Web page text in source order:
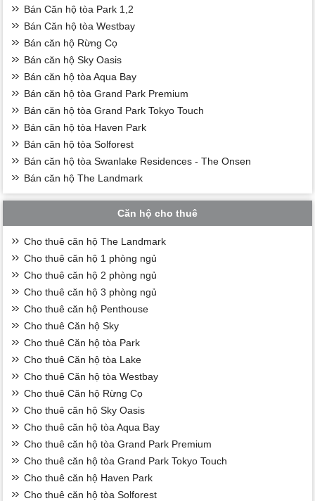
Bán Căn hộ tòa Park 1,2
Bán Căn hộ tòa Westbay
Bán căn hộ Rừng Cọ
Bán căn hộ Sky Oasis
Bán căn hộ tòa Aqua Bay
Bán căn hộ tòa Grand Park Premium
Bán căn hộ tòa Grand Park Tokyo Touch
Bán căn hộ tòa Haven Park
Bán căn hộ tòa Solforest
Bán căn hộ tòa Swanlake Residences - The Onsen
Bán căn hộ The Landmark
Căn hộ cho thuê
Cho thuê căn hộ The Landmark
Cho thuê căn hộ 1 phòng ngủ
Cho thuê căn hộ 2 phòng ngủ
Cho thuê căn hộ 3 phòng ngủ
Cho thuê căn hộ Penthouse
Cho thuê Căn hộ Sky
Cho thuê Căn hộ tòa Park
Cho thuê Căn hộ tòa Lake
Cho thuê Căn hộ tòa Westbay
Cho thuê Căn hộ Rừng Cọ
Cho thuê căn hộ Sky Oasis
Cho thuê căn hộ tòa Aqua Bay
Cho thuê căn hộ tòa Grand Park Premium
Cho thuê căn hộ tòa Grand Park Tokyo Touch
Cho thuê căn hộ Haven Park
Cho thuê căn hộ tòa Solforest